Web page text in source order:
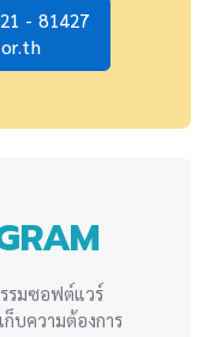
- 81427
รมซอฟต์แวร์
บความต้องการ